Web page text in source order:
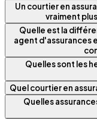
Un courtier en
vraiment
Quelle est la
agent d'assurances
Quelles sont les
Quel courtier en
Quelles